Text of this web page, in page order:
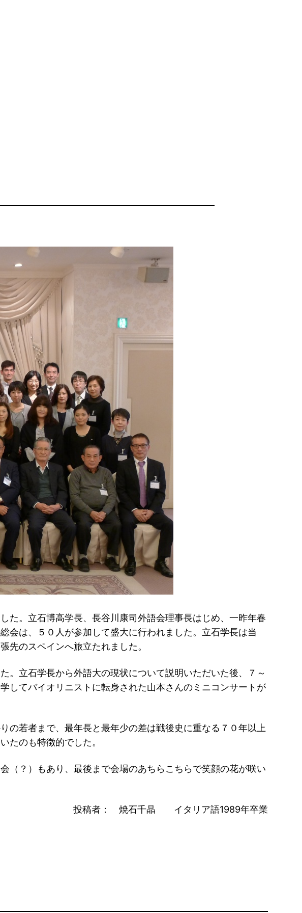
た。立石博高学長、長谷川康司外語会理事長はじめ、一昨年春
会は、５０人が参加して盛大に行われました。立石学長は当
先のスペインへ旅立たれました。
。立石学長から外語大の現状について説明いただいた後、７～
してバイオリニストに転身された山本さんのミニコンサートが
の若者まで、最年長と最年少の差は戦後史に重なる７０年以上
たのも特徴的でした。
（？）もあり、最後まで会場のあちらこちらで笑顔の花が咲い
投稿者： 焼石千晶 イタリア語1989年卒業